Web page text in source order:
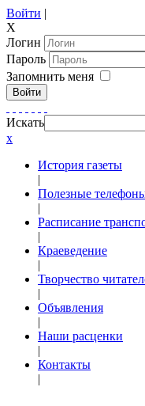
Войти |
X
Логин
Пароль
Запомнить меня
Войти
Искать
x
История газеты
|
Полезные
|
Расписание
|
Краеведение
|
Творчество
|
Объявления
|
Наши расценки
|
Контакты
|